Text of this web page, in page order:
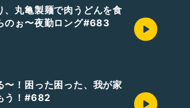
丸亀製麺で肉うどんを食
のぉ〜夜勤ロング#683
！困った困った、我が家
う！#682